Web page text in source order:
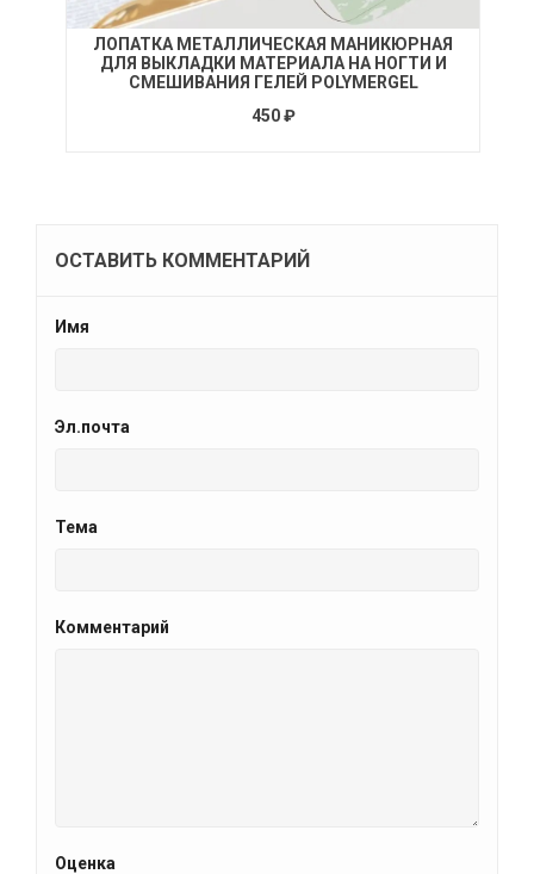
ЛОПАТКА МЕТАЛЛИЧЕСКАЯ МАНИКЮРНАЯ
ДЛЯ ВЫКЛАДКИ МАТЕРИАЛА НА НОГТИ И
СМЕШИВАНИЯ ГЕЛЕЙ POLYMERGEL
450 ₽
ОСТАВИТЬ КОММЕНТАРИЙ
Имя
Эл.почта
Тема
Комментарий
Оценка